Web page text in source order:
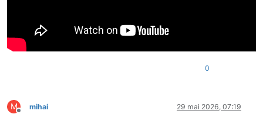
0
M
Deconectat
mihai 29 mai 2026, 07:19